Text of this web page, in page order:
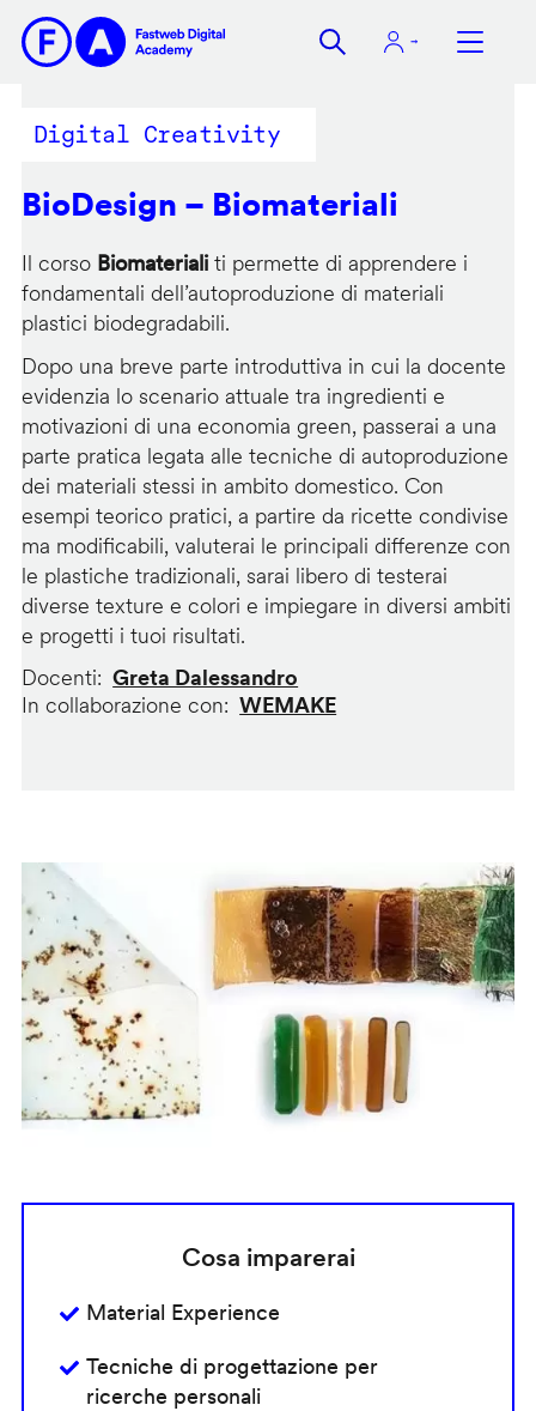
contenuto
Digital Creativity
BioDesign – Biomateriali
Il corso Biomaterialiti permette di apprendere i
fondamentali dell’autoproduzione di materiali
plastici biodegradabili.
Dopo una breve parte introduttiva in cui la docente
evidenzia lo scenario attuale tra ingredienti e
motivazioni di una economia green, passerai a una
parte pratica legata alle tecniche di autoproduzione
dei materiali stessi in ambito domestico. Con
esempi teorico pratici, a partire da ricette condivise
ma modificabili, valuterai le principali differenze con
le plastiche tradizionali, sarai libero di testerai
diverse texture e colori e impiegare in diversi ambiti
e progetti i tuoi risultati.
Docenti
Greta Dalessandro
In collaborazione con
WEMAKE
Cosa imparerai
Material Experience
Tecniche di progettazione per
ricerche personali